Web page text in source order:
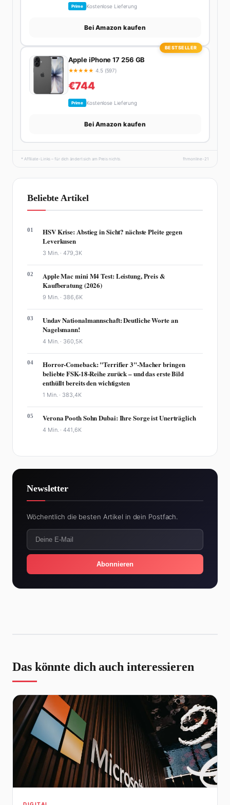
Prime Kostenlose Lieferung
Bei Amazon kaufen
BESTSELLER
Apple iPhone 17 256 GB
★★★★★ 4.5 (597)
€744
Prime Kostenlose Lieferung
Bei Amazon kaufen
* Affiliate-Links – für dich ändert sich am Preis nichts. fhmonline-21
Beliebte Artikel
01
HSV Krise: Abstieg in Sicht? nächste Pleite gegen
Leverkusen
3 Min. ·479,3K
02
Apple Mac mini M4 Test: Leistung, Preis &
Kaufberatung (2026)
9 Min. · 386,6K
03
Undav Nationalmannschaft: Deutliche Worte an
Nagelsmann!
4 Min. · 360,5K
04
Horror-Comeback: "Terrifier 3"-Macher bringen
beliebte FSK-18-Reihe zurück – und das erste Bild
enthüllt bereits den wichtigsten
1 Min. · 383,4K
05 Verona Pooth Sohn Dubai: Ihre Sorge ist Unerträglich
4 Min. ·441,6K
Newsletter
Wöchentlich die besten Artikel in dein Postfach.
Abonnieren
Das könnte dich auch interessieren